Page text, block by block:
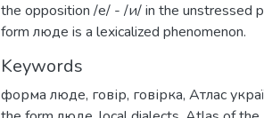
the opposition /е/ - /и/ in the unstressed
form люде is a lexicalized phenomenon.
Keywords
форма люде, говір, говірка, Атлас